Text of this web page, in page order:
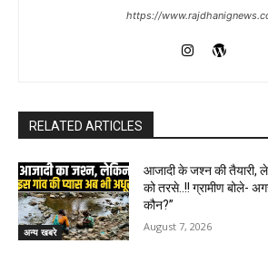
https://
RELATED ARTICLES
अन्य खबरे
आजादी के जश्न की तैयारी,
को तरसे..!! ग्रामीण बोले-
कौन?”
August 7, 2026